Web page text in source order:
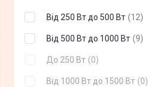
Від 250 Вт до 500 Вт (12)
Від 500 Вт до 1000 Вт (9)
До 250 Вт (0)
Від 1000 Вт до 1500 Вт (0)